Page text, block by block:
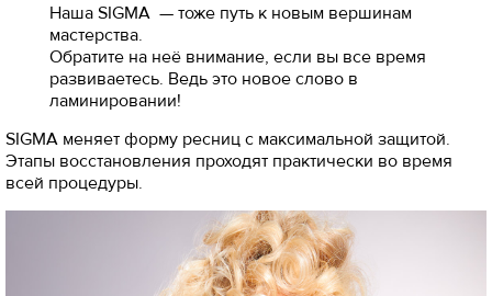
Наша SIGMA — тоже путь к новым вершинам
мастерства.
Обратите на неё внимание, если вы все время
развиваетесь. Ведь это новое слово в
ламинировании!
SIGMA меняет форму ресниц с максимальной защитой.
Этапы восстановления проходят практически во время
всей процедуры.